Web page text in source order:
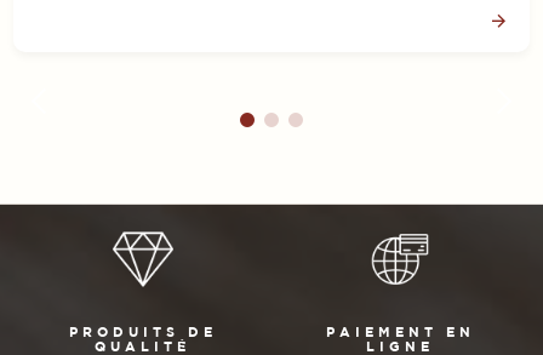
PRODUITS DE
QUALITÉ
PAIEMENT EN
LIGNE